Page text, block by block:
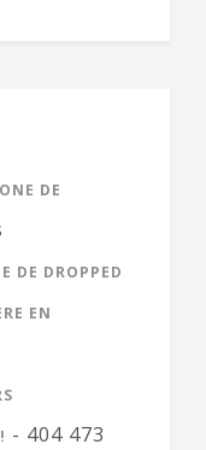
DE
DE DROPPED
EN
- 404 473